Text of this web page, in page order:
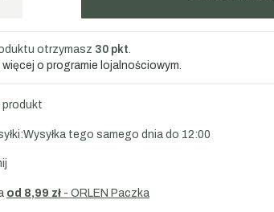
otrzymasz 30 pkt.
więcej o programie lojalnościowym.
produkt
Wysyłka tego samego dnia do 12:00
od 8,99 zł - ORLEN Paczka